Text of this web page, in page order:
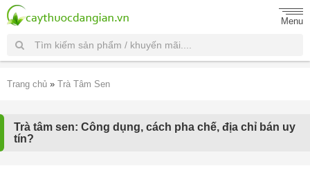
Menu
Trang chủ » Trà Tâm Sen
Trà tâm sen: Công dụng, cách pha chế, địa chỉ bán uy
tín?